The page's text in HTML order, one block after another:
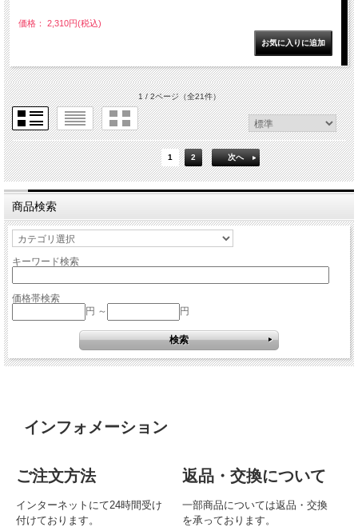
価格： 2,310円(税込)
1 / 2ページ（全21件）
1 2 次へ
商品検索
キーワード検索
価格帯検索
円 ～
円
インフォメーション
ご注文方法
インターネットにて24時間受け
付けております。
返品・交換について
一部商品については返品・交換
を承っております。